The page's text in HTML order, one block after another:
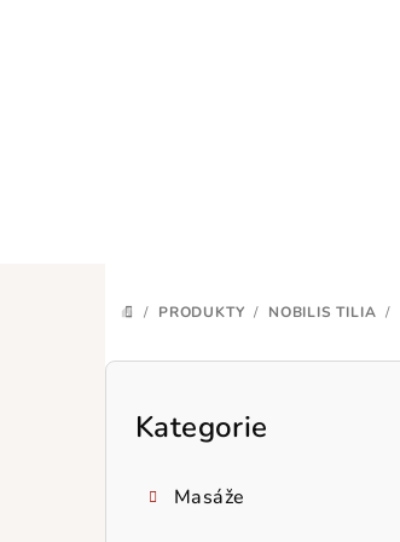
DOMŮ
/ PRODUKTY / NOBILIS TILIA /
P
Přeskočit
Kategorie
Masáže